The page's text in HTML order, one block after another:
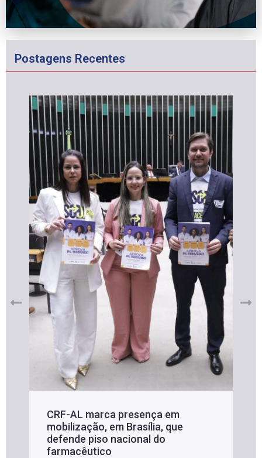
Postagens Recentes
CRF-AL marca presença em
mobilização, em Brasília, que
defende piso nacional do
farmacêutico